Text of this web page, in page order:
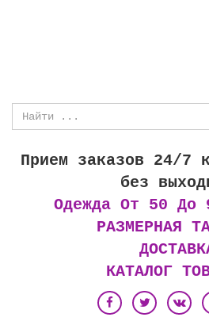
Прием заказов 24/7
без
Одежда От 50 До
РАЗМЕРНАЯ
КАТАЛОГ